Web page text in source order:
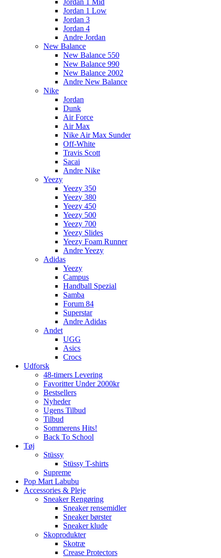
Jordan 1 Mid
Jordan 1 Low
Jordan 3
Jordan 4
Andre Jordan
New Balance
New Balance 550
New Balance 990
New Balance 2002
Andre New Balance
Nike
Jordan
Dunk
Air Force
Air Max
Nike Air Max Sunder
Off-White
Travis Scott
Sacai
Andre Nike
Yeezy
Yeezy 350
Yeezy 380
Yeezy 450
Yeezy 500
Yeezy 700
Yeezy Slides
Yeezy Foam Runner
Andre Yeezy
Adidas
Yeezy
Campus
Handball Spezial
Samba
Forum 84
Superstar
Andre Adidas
Andet
UGG
Asics
Crocs
Udforsk
48-timers Levering
Favoritter Under 2000kr
Bestsellers
Nyheder
Ugens Tilbud
Tilbud
Sommerens Hits!
Back To School
Tøj
Stüssy
Stüssy T-shirts
Supreme
Pop Mart Labubu
Accessories & Pleje
Sneaker Rengøring
Sneaker rensemidler
Sneaker børster
Sneaker klude
Skoprodukter
Skotræ
Crease Protectors